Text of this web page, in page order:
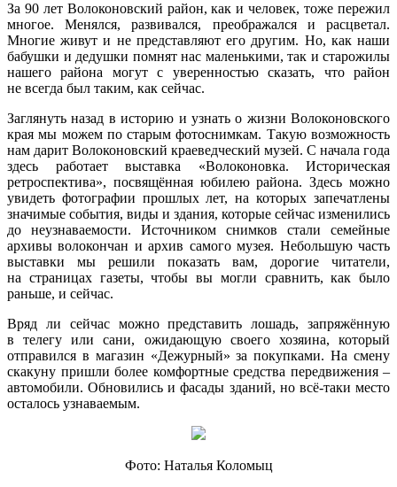
За 90 лет Волоконовский район, как и человек, тоже пережил
многое. Менялся, развивался, преображался и расцветал.
Многие живут и не представляют его другим. Но, как наши
бабушки и дедушки помнят нас маленькими, так и старожилы
нашего района могут с уверенностью сказать, что район
не всегда был таким, как сейчас.
Заглянуть назад в историю и узнать о жизни Волоконовского
края мы можем по старым фотоснимкам. Такую возможность
нам дарит Волоконовский краеведческий музей. С начала года
здесь работает выставка «Волоконовка. Историческая
ретроспектива», посвящённая юбилею района. Здесь можно
увидеть фотографии прошлых лет, на которых запечатлены
значимые события, виды и здания, которые сейчас изменились
до неузнаваемости. Источником снимков стали семейные
архивы волокончан и архив самого музея. Небольшую часть
выставки мы решили показать вам, дорогие читатели,
на страницах газеты, чтобы вы могли сравнить, как было
раньше, и сейчас.
Вряд ли сейчас можно представить лошадь, запряжённую
в телегу или сани, ожидающую своего хозяина, который
отправился в магазин «Дежурный» за покупками. На смену
скакуну пришли более комфортные средства передвижения –
автомобили. Обновились и фасады зданий, но всё‑таки место
осталось узнаваемым.
Фото: Наталья Коломыц